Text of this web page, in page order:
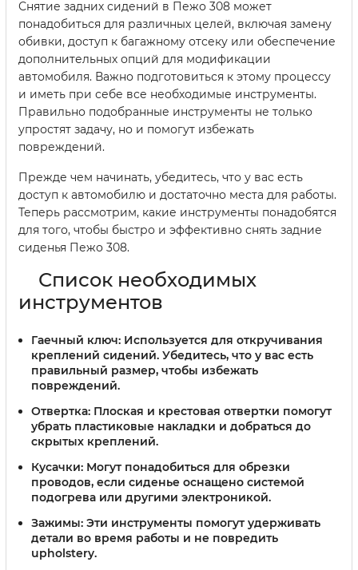
Снятие задних сидений в Пежо 308 может
понадобиться для различных целей, включая замену
обивки, доступ к багажному отсеку или обеспечение
дополнительных опций для модификации
автомобиля. Важно подготовиться к этому процессу
и иметь при себе все необходимые инструменты.
Правильно подобранные инструменты не только
упростят задачу, но и помогут избежать
повреждений.
Прежде чем начинать, убедитесь, что у вас есть
доступ к автомобилю и достаточно места для работы.
Теперь рассмотрим, какие инструменты понадобятся
для того, чтобы быстро и эффективно снять задние
сиденья Пежо 308.
Список необходимых
инструментов
Гаечный ключ: Используется для откручивания
креплений сидений. Убедитесь, что у вас есть
правильный размер, чтобы избежать
повреждений.
Отвертка: Плоская и крестовая отвертки помогут
убрать пластиковые накладки и добраться до
скрытых креплений.
Кусачки: Могут понадобиться для обрезки
проводов, если сиденье оснащено системой
подогрева или другими электроникой.
Зажимы: Эти инструменты помогут удерживать
детали во время работы и не повредить
upholstery.